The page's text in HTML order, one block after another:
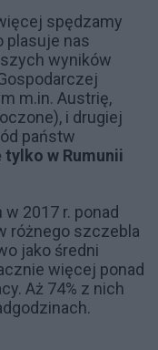
spędzamy
plasuje nas
wyników
m.in. Austrię,
i drugiej
państw
tylko w Rumunii
w 2017 r. ponad
różnego szczebla
jako średni
więcej ponad
Aż 74% z nich